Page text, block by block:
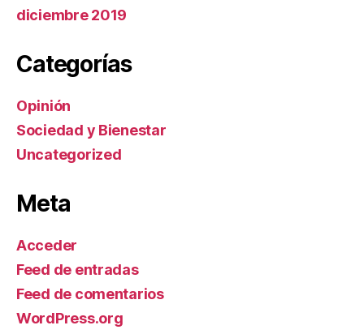
diciembre 2019
Categorías
Opinión
Sociedad y Bienestar
Uncategorized
Meta
Acceder
Feed de entradas
Feed de comentarios
WordPress.org